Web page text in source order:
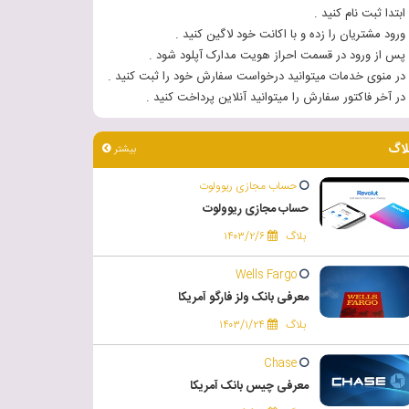
ثبت نام کنید .
مشتریان را زده و با اکانت خود لاگین کنید .
از ورود در قسمت احراز هویت مدارک آپلود شود .
منوی خدمات میتوانید درخواست سفارش خود را ثبت کنید .
آخر فاکتور سفارش را میتوانید آنلاین پرداخت کنید .
بیشتر
حساب مجازی ریوولوت
حساب مجازی ریوولوت
بلاگ ۱۴۰۳/۲/۶
Wells Fargo
معرفی بانک ولز فارگو آمریکا
بلاگ ۱۴۰۳/۱/۲۴
Chase
معرفی چیس بانک آمریکا